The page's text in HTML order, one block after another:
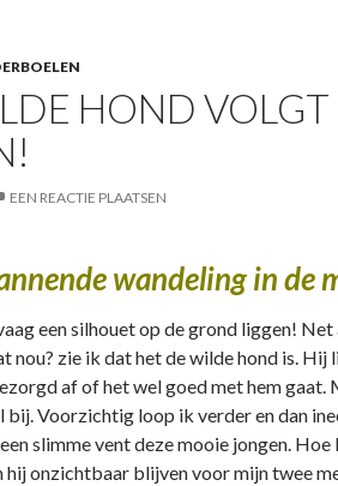
HOND
EEN REACTIE PLAATSEN
wandeling in de
een silhouet op de grond liggen! Net
nou? zie ik dat het de wilde hond is. Hij
af of het wel goed met hem gaat.
Voorzichtig loop ik verder en dan
slimme vent deze mooie jongen.
hij onzichtbaar blijven voor mijn twee